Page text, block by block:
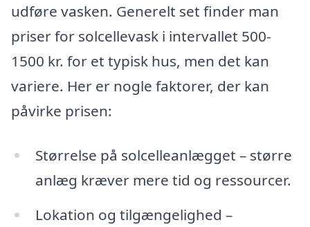
udføre vasken. Generelt set finder man
priser for solcellevask i intervallet 500-
1500 kr. for et typisk hus, men det kan
variere. Her er nogle faktorer, der kan
påvirke prisen:
Størrelse på solcelleanlægget – større
anlæg kræver mere tid og ressourcer.
Lokation og tilgængelighed –